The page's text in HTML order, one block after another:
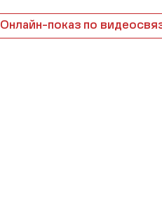
Онлайн-показ по